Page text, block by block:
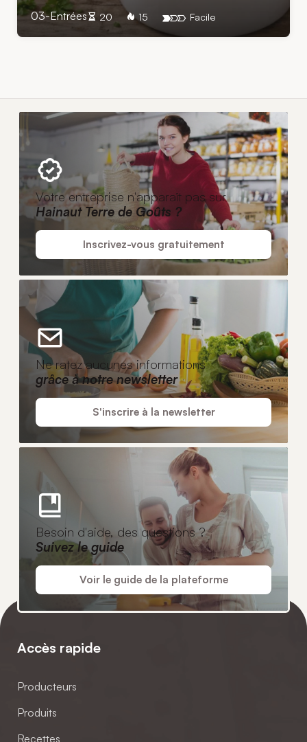
03-Entrées 20 15 Facile
Votre entreprise n'apparaît pas sur
Hainaut Terre de Goûts ?
Inscrivez-vous gratuitement
Ne ratez aucunes informations
grâce à notre newsletter
S'inscrire à la newsletter
Besoin d'aide, des questions ?
Suivez le guide
Voir le guide de la plateforme
Accès rapide
Producteurs
Produits
Recettes